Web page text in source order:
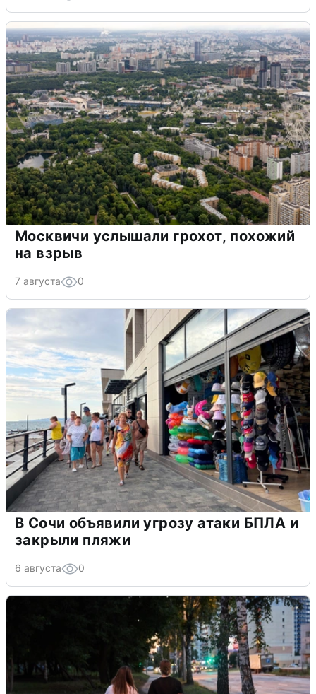
Москвичи услышали грохот, похожий
на взрыв
7 августа 0
В Сочи объявили угрозу атаки БПЛА и
закрыли пляжи
6 августа 0